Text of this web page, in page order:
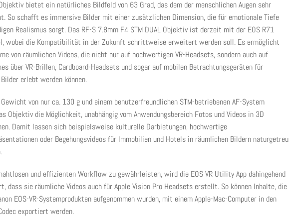
bietet ein natürliches Bildfeld von 63 Grad, das dem der menschlichen Augen sehr
So schafft es immersive Bilder mit einer zusätzlichen Dimension, die für emotionale Tiefe
Realismus sorgt. Das RF-S 7.8mm F4 STM DUAL Objektiv ist derzeit mit der EOS R71
wobei die Kompatibilität in der Zukunft schrittweise erweitert werden soll. Es ermöglicht
von räumlichen Videos, die nicht nur auf hochwertigen VR-Headsets, sondern auch auf
über VR-Brillen, Cardboard-Headsets und sogar auf mobilen Betrachtungsgeräten für
erlebt werden können.
von nur ca. 130 g und einem benutzerfreundlichen STM-betriebenen AF-System
Objektiv die Möglichkeit, unabhängig vom Anwendungsbereich Fotos und Videos in 3D
Damit lassen sich beispielsweise kulturelle Darbietungen, hochwertige
oder Begehungsvideos für Immobilien und Hotels in räumlichen Bildern naturgetreu
und effizienten Workflow zu gewährleisten, wird die EOS VR Utility App dahingehend
dass sie räumliche Videos auch für Apple Vision Pro Headsets erstellt. So können Inhalte, die
EOS-VR-Systemprodukten aufgenommen wurden, mit einem Apple-Mac-Computer in den
exportiert werden.